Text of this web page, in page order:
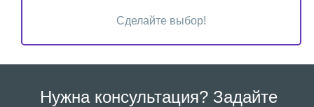
Сделайте выбор!
Нужна консультация? Задайте